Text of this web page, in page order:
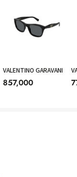
VALENTINO GARAVANI
857,000